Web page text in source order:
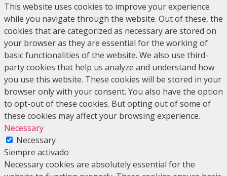
This website uses cookies to improve your experience
while you navigate through the website. Out of these, the
cookies that are categorized as necessary are stored on
your browser as they are essential for the working of
basic functionalities of the website. We also use third-
party cookies that help us analyze and understand how
you use this website. These cookies will be stored in your
browser only with your consent. You also have the option
to opt-out of these cookies. But opting out of some of
these cookies may affect your browsing experience.
Necessary
Necessary
Siempre activado
Necessary cookies are absolutely essential for the